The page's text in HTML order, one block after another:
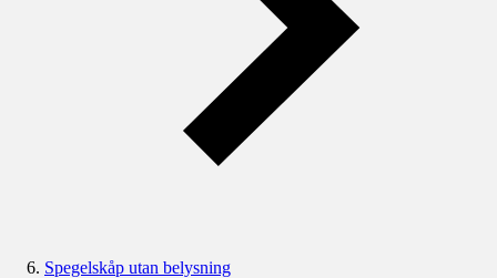
Spegelskåp utan belysning